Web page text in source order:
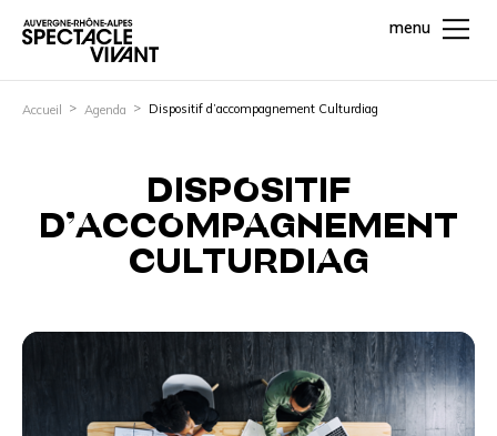
menu
Accueil Agenda Dispositif d’accompagnement Culturdiag
DISPOSITIF
D’ACCOMPAGNEMENT
CULTURDIAG